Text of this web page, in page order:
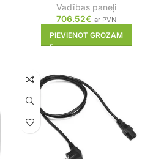
Vadības paneļi
706.52€ ar PVN
PIEVIENOT GROZAM